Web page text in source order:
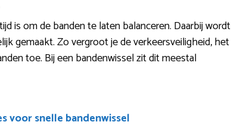
is om de banden te laten balanceren. Daarbij wordt
gemaakt. Zo vergroot je de verkeersveiligheid, het
toe. Bij een bandenwissel zit dit meestal
voor snelle bandenwissel